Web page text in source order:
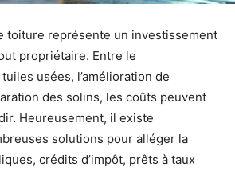
toiture représente un investissement
propriétaire. Entre le
usées, l’amélioration de
des solins, les coûts peuvent
Heureusement, il existe
solutions pour alléger la
crédits d’impôt, prêts à taux